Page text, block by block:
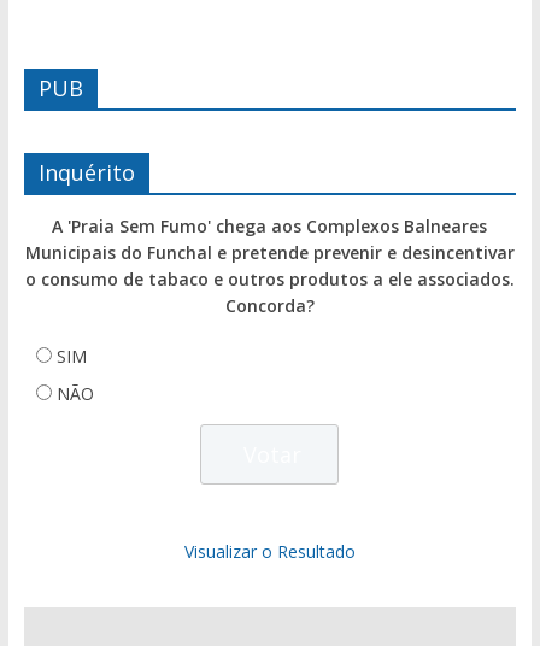
PUB
Inquérito
A 'Praia Sem Fumo' chega aos Complexos Balneares
Municipais do Funchal e pretende prevenir e desincentivar
o consumo de tabaco e outros produtos a ele associados.
Concorda?
SIM
NÃO
Visualizar o Resultado